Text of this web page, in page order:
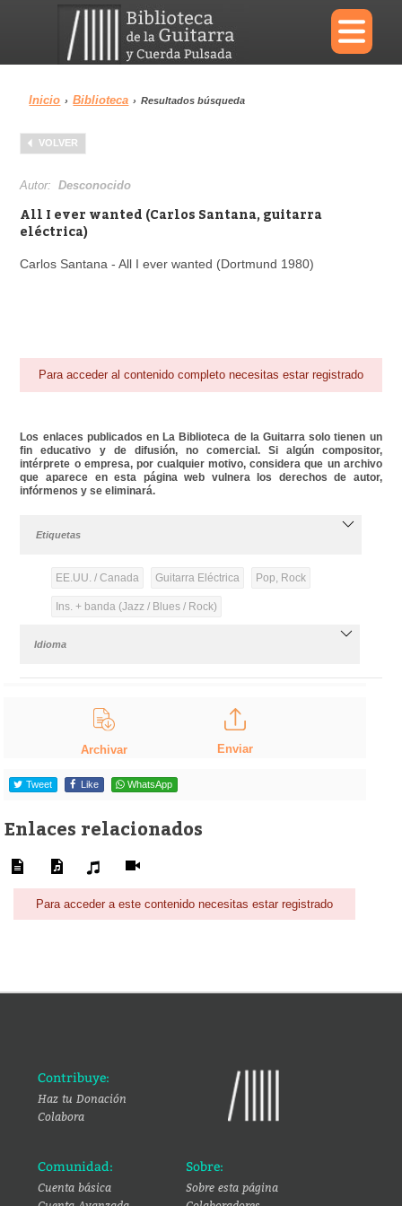
×
Menu
Biblioteca
Reproductor
Inicio › Biblioteca › Resultados búsqueda
VOLVER
Autor:Desconocido
All I ever wanted (Carlos Santana, guitarra
eléctrica)
Carlos Santana - All I ever wanted (Dortmund 1980)
Para acceder al contenido completo necesitas estar registrado
Los enlaces publicados en La Biblioteca de la Guitarra solo tienen un
fin educativo y de difusión, no comercial. Si algún compositor,
intérprete o empresa, por cualquier motivo, considera que un archivo
que aparece en esta página web vulnera los derechos de autor,
infórmenos y se eliminará.
Etiquetas
EE.UU. / Canada Guitarra Eléctrica Pop, Rock
Ins. + banda (Jazz / Blues / Rock)
Idioma
Archivar Enviar
Tweet Like WhatsApp
Enlaces relacionados
Para acceder a este contenido necesitas estar registrado
Contribuye:
Haz tu Donación
Colabora
Comunidad:
Cuenta básica
Sobre:
Sobre esta página